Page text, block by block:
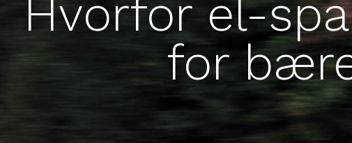
Hvorfor el-
for